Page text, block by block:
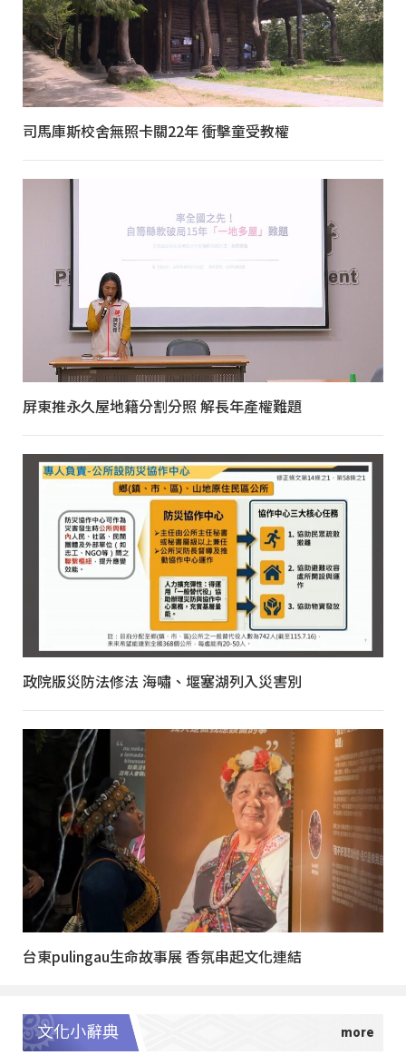
司馬庫斯校舍無照卡關22年 衝擊童受教權
屏東推永久屋地籍分割分照 解長年產權難題
政院版災防法修法 海嘯、堰塞湖列入災害別
台東pulingau生命故事展 香氛串起文化連結
文化小辭典